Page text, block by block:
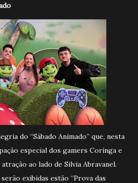
do “Sábado Animado” que, nesta
especial dos gamers Coringa e
ao lado de Silvia Abravanel.
exibidas estão “Prova das